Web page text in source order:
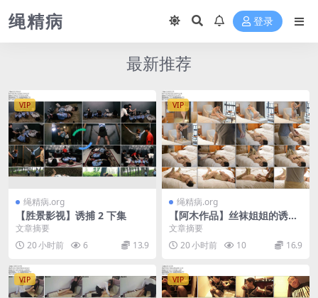
绳精病 登录
最新推荐
VIP
绳精病.org
【胜景影视】诱捕 2 下集
文章摘要
20 小时前
6 13.9
VIP
绳精病.org
【阿木作品】丝袜姐姐的诱惑
十字紧缚 分腿蟹缚 少不了的
文章摘要
20 小时前
10 16.9
VIP VIP